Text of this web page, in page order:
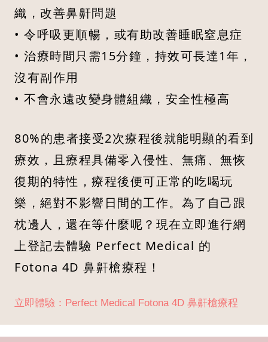
織，改善鼻鼾問題
• 令呼吸更順暢，或有助改善睡眠窒息症
• 治療時間只需15分鐘，持效可長達1年，
沒有副作用
• 不會永遠改變身體組織，安全性極高
80%的患者接受2次療程後就能明顯的看到
療效，且療程具備零入侵性、無痛、無恢
復期的特性，療程後便可正常的吃喝玩
樂，絕對不影響日間的工作。為了自己跟
枕邊人，還在等什麼呢？現在立即進行網
上登記去體驗 Perfect Medical 的
Fotona 4D 鼻鼾槍療程！
立即體驗：Perfect Medical Fotona 4D 鼻鼾槍療程